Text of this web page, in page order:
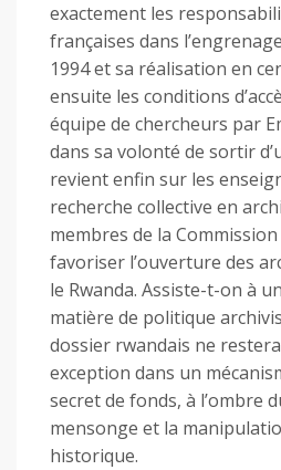
exactement les
françaises dans
1994 et sa réalisation en
ensuite les conditions
équipe de chercheurs par
dans sa volonté de sortir
revient enfin sur les
recherche collective en
membres de la
favoriser l’ouverture des
le Rwanda. Assiste-t-on à
matière de politique
dossier rwandais ne
exception dans un
secret de fonds, à l’ombre
mensonge et la
historique.